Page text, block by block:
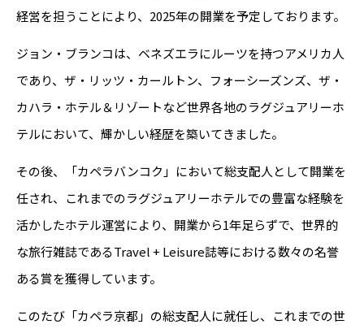
経営を担うことにより、2025年の開業を予定しております。
ジョン・ブランコは、ベネズエラにルーツを持つアメリカ人
であり、ザ・リッツ・カールトン、フォーシーズンズ、ザ・
カハラ・ホテル＆リゾートなど世界各地のラグジュアリーホ
テルにおいて、輝かしい経歴を築いてきました。
その後、「カペラバンコク」において総支配人として開業を
任され、これまでのラグジュアリーホテルでの豊富な経験を
活かしたホテル運営により、開業から1年足らずで、世界的
な旅行雑誌であるTravel + Leisure誌等における数々の名誉
ある賞を獲得しています。
このたび「カペラ京都」の総支配人に就任し、これまでの世